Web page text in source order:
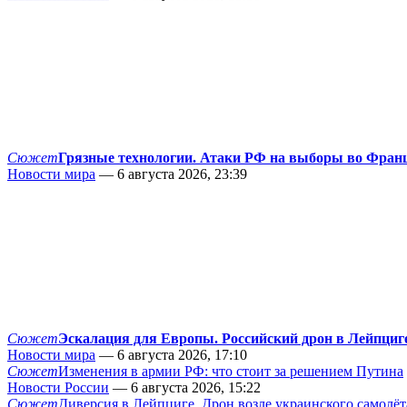
СюжетГрязные технологии. Атаки РФ на выборы во
Новости мира — 6 августа 2026, 23:39
СюжетЭскалация для Европы. Российский дрон в
Новости мира — 6 августа 2026, 17:10
СюжетИзменения в армии РФ: что стоит за решением Путина
Новости России — 6 августа 2026, 15:22